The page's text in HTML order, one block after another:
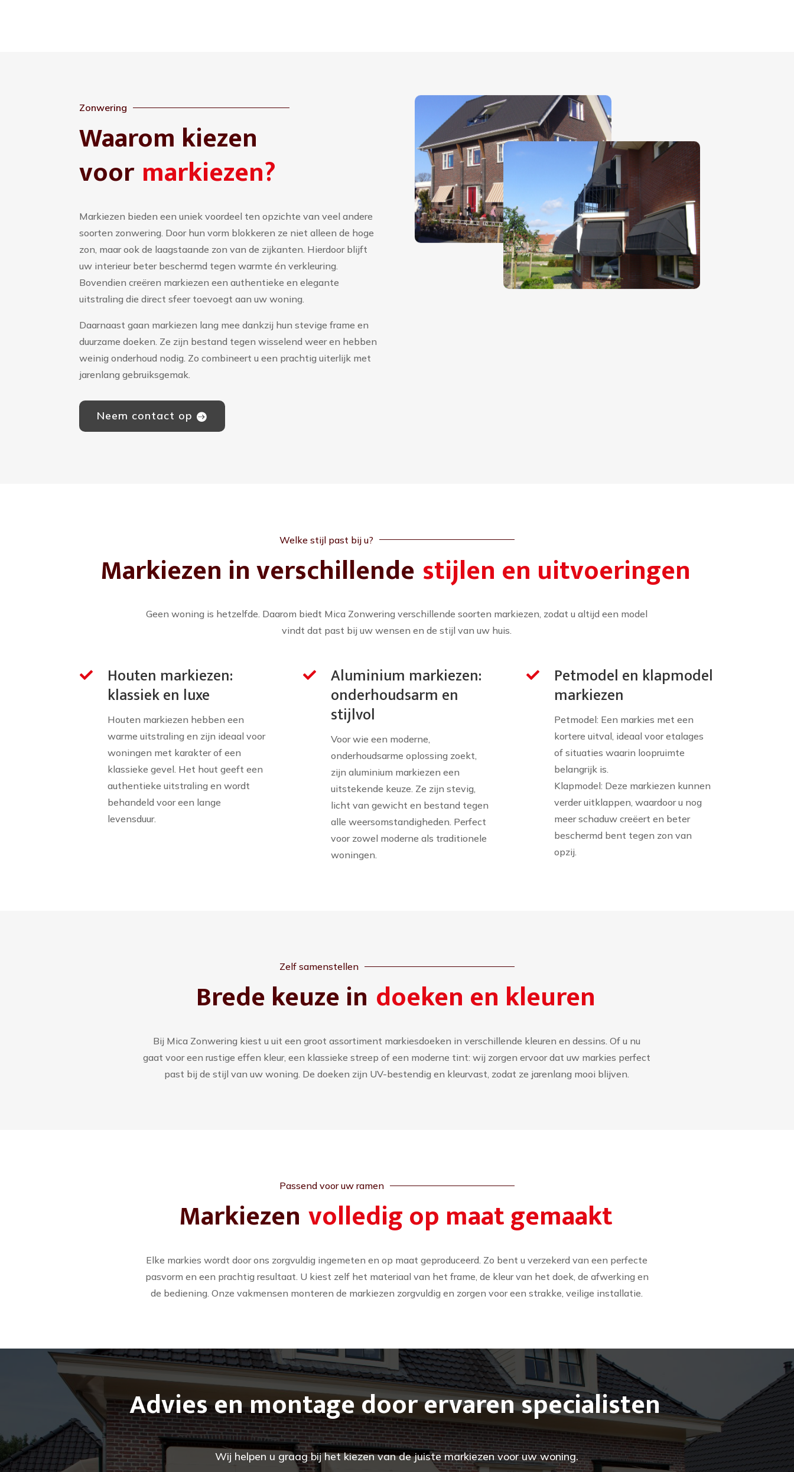
Zonwering
Waarom kiezen
voor markiezen?
Markiezen bieden een uniek voordeel ten opzichte van veel andere
soorten zonwering. Door hun vorm blokkeren ze niet alleen de hoge
zon, maar ook de laagstaande zon van de zijkanten. Hierdoor blijft
uw interieur beter beschermd tegen warmte én verkleuring.
Bovendien creëren markiezen een authentieke en elegante
uitstraling die direct sfeer toevoegt aan uw woning.
Daarnaast gaan markiezen lang mee dankzij hun stevige frame en
duurzame doeken. Ze zijn bestand tegen wisselend weer en hebben
weinig onderhoud nodig. Zo combineert u een prachtig uiterlijk met
jarenlang gebruiksgemak.
Neem contact op
Welke stijl past bij u?
Markiezen in verschillende stijlen en uitvoeringen
Geen woning is hetzelfde. Daarom biedt Mica Zonwering verschillende soorten markiezen, zodat u altijd een model
vindt dat past bij uw wensen en de stijl van uw huis.
 Houten markiezen:
klassiek en luxe
Houten markiezen hebben een
warme uitstraling en zijn ideaal voor
woningen met karakter of een
klassieke gevel. Het hout geeft een
authentieke uitstraling en wordt
behandeld voor een lange
levensduur.
 Aluminium markiezen:
onderhoudsarm en
stijlvol
Voor wie een moderne,
onderhoudsarme oplossing zoekt,
zijn aluminium markiezen een
uitstekende keuze. Ze zijn stevig,
licht van gewicht en bestand tegen
alle weersomstandigheden. Perfect
voor zowel moderne als traditionele
woningen.
 Petmodel en klapmodel
markiezen
Petmodel: Een markies met een
kortere uitval, ideaal voor etalages
of situaties waarin loopruimte
belangrijk is.
Klapmodel: Deze markiezen kunnen
verder uitklappen, waardoor u nog
meer schaduw creëert en beter
beschermd bent tegen zon van
opzij.
Zelf samenstellen
Brede keuze in doeken en kleuren
Bij Mica Zonwering kiest u uit een groot assortiment markiesdoeken in verschillende kleuren en dessins. Of u nu
gaat voor een rustige effen kleur, een klassieke streep of een moderne tint: wij zorgen ervoor dat uw markies perfect
past bij de stijl van uw woning. De doeken zijn UV-bestendig en kleurvast, zodat ze jarenlang mooi blijven.
Passend voor uw ramen
Markiezen volledig op maat gemaakt
Elke markies wordt door ons zorgvuldig ingemeten en op maat geproduceerd. Zo bent u verzekerd van een perfecte
pasvorm en een prachtig resultaat. U kiest zelf het materiaal van het frame, de kleur van het doek, de afwerking en
de bediening. Onze vakmensen monteren de markiezen zorgvuldig en zorgen voor een strakke, veilige installatie.
Advies en montage door ervaren specialisten
Wij helpen u graag bij het kiezen van de juiste markiezen voor uw woning.